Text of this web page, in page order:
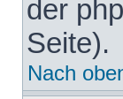
der
Seite).
Nach